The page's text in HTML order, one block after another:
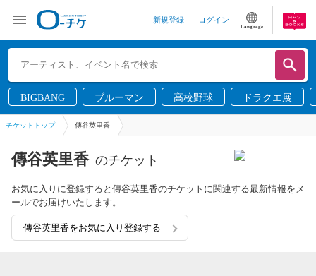
新規登録 ログイン
Language
BIGBANG ブルーマン 高校野球 ドラクエ展
チケットトップ 傳谷英里香
傳谷英里香 のチケット
お気に入りに登録すると傳谷英里香のチケットに関連する最新情報をメ
ールでお届けいたします。
傳谷英里香をお気に入り登録する